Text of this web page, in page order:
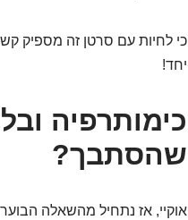
כי לחיות עם סרטן זה מספיק
יחד!
כימותרפיה
שהסתבך?
אוקיי, אז נתחיל מהשאלה